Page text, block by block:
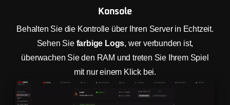
Konsole
Behalten Sie die Kontrolle über Ihren Server in Echtzeit.
Sehen Sie farbige Logs, wer verbunden ist,
überwachen Sie den RAM und treten Sie Ihrem Spiel
mit nur einem Klick bei.